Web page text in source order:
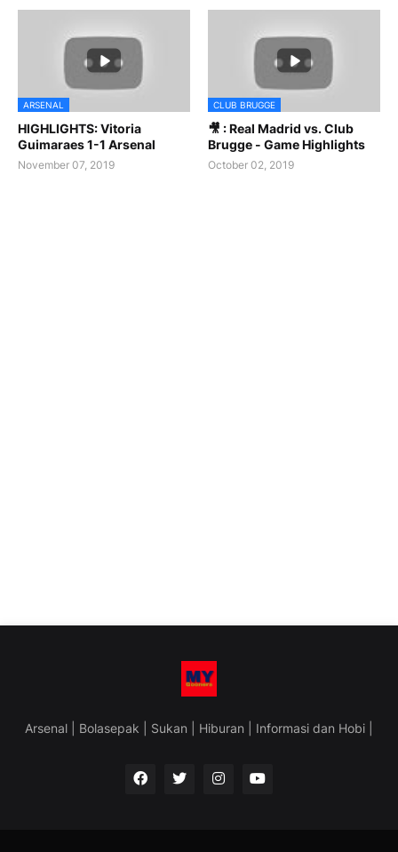
ARSENAL
HIGHLIGHTS: Vitoria
Guimaraes 1-1 Arsenal
November 07, 2019
CLUB BRUGGE
🎥 : Real Madrid vs. Club
Brugge - Game Highlights
October 02, 2019
Arsenal | Bolasepak | Sukan | Hiburan | Informasi dan Hobi |